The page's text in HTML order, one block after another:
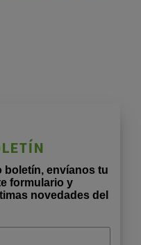
boletín, envíanos tu
formulario y
novedades del